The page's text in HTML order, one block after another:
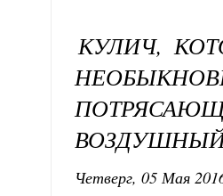
КУЛИЧ,
Четверг, 05 Мая